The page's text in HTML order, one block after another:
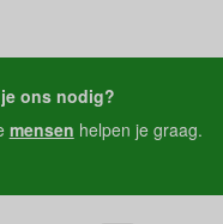
ons nodig?
mensen helpen je graag.